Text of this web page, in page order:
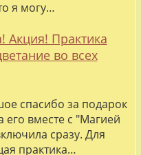
я могу…
Акция! Практика
во всех
спасибо за подарок
его вместе с "Магией
сразу. Для
практика…